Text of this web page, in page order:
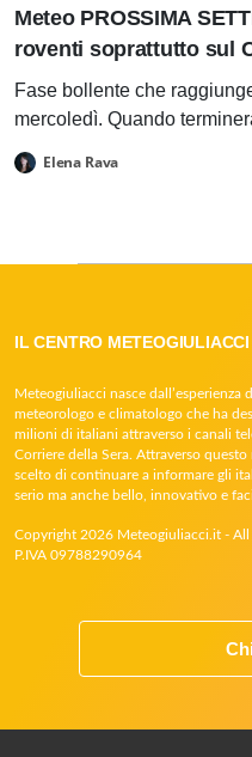
Meteo PROSSIMA
roventi soprattutto sul
Fase bollente che
mercoledì. Quando
Elena Rava
IL CENTRO METEOGIULIACCI
Meteogiuliacci nasce
meteorologo e climatologo che ha
milioni di italiani attraverso i canali
Corriere della Sera. Attraverso
scelto di continuare a informare gli
serio ma anche bello, innovativo e
Copyright 2026 Meteogiuliacci.it - All
P.IVA 09788290964